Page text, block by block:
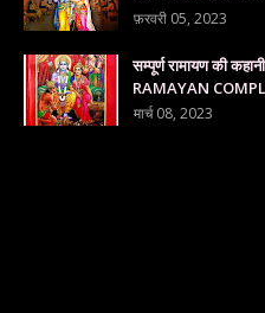
फ़रवरी 05, 2023
सम्पूर्ण रामायण की
RAMAYAN
मार्च 08, 2023